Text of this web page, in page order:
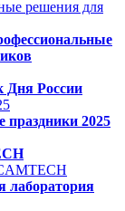
Дня России
праздники 2025
лаборатория